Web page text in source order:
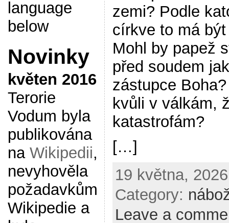
language
below
Novinky
květen 2016
Terorie
Vodum byla
publikována
na Wikipedii,
nevyhověla
požadavkům
Wikipedie a
zemi? Podle
církve to má
Mohl by papež
před soudem
zástupce
kvůli v válkám,
katastrofám?
[…]
19 května,
Category:
Leave a